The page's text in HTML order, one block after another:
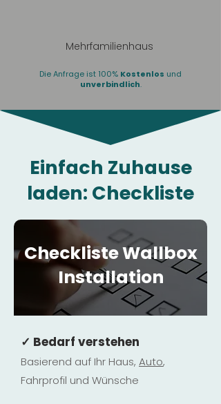
Mehrfamilienhaus
Die Anfrage ist 100% Kostenlos und
unverbindlich.
Einfach Zuhause
laden: Checkliste
Checkliste Wallbox
Installation
✓ Bedarf verstehen
Basierend auf Ihr Haus, Auto,
Fahrprofil und Wünsche